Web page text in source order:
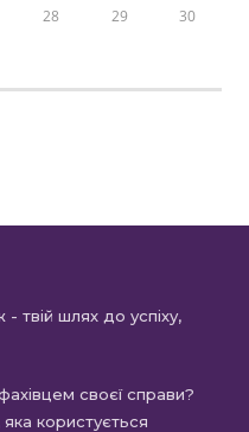
28 29 30
твій шлях до успіху,
своєї справи?
користується